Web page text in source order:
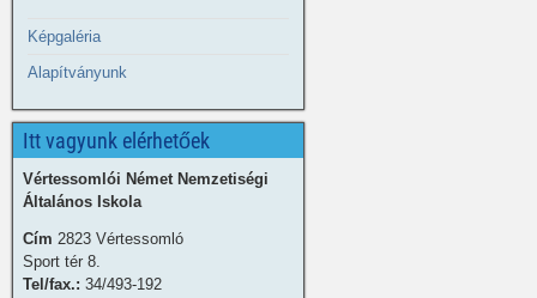
Képgaléria
Alapítványunk
Itt vagyunk elérhetőek
Vértessomlói Német Nemzetiségi
Általános Iskola
Cím 2823 Vértessomló
Sport tér 8.
Tel/fax.: 34/493-192